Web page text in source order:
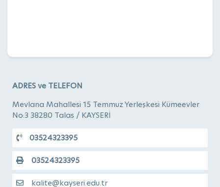
ADRES ve TELEFON
Mevlana Mahallesi 15 Temmuz Yerleşkesi Kümeevler
No:3 38280 Talas / KAYSERİ
03524323395
03524323395
kalite@kayseri.edu.tr